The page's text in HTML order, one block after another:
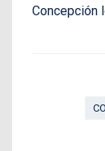
Concepción